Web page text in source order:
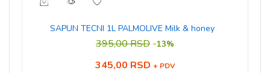
SAPUN TECNI 1L PALMOLIVE Milk & honey
395,00 RSD -13%
345,00 RSD + PDV